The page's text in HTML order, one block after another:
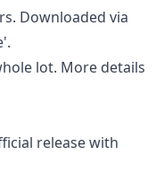
Downloaded via
lot. More details
release with